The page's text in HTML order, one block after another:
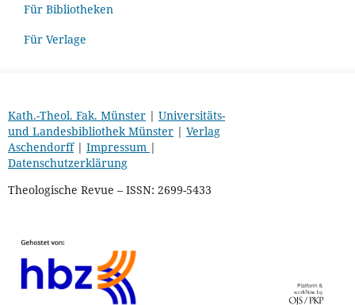
Für Bibliotheken
Für Verlage
Kath.-Theol. Fak. Münster| Universitäts-
und Landesbibliothek Münster| Verlag
Aschendorff| Impressum |
Datenschutzerklärung
Theologische Revue – ISSN: 2699-5433